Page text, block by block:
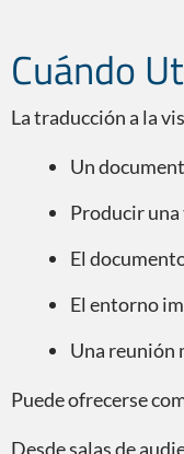
Cuándo
La traducción a la
Un
Producir
El
El entorno
Una reunión
Puede ofrecerse
Desde salas de